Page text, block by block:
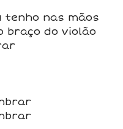
tenho nas mãos
braço do violão